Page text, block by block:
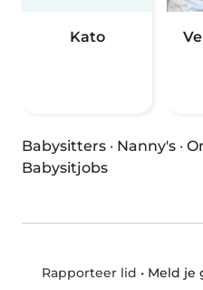
Kato
Babysitters · Nanny's ·
Babysitjobs
Rapporteer lid • Meld je